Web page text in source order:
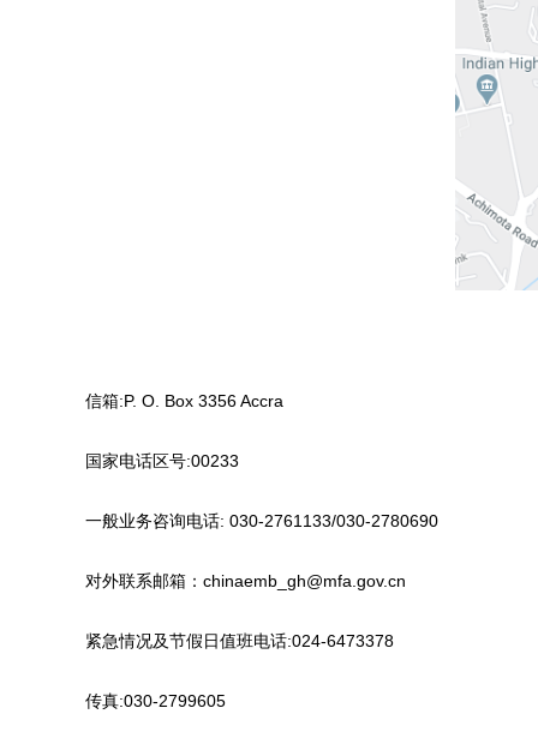
信箱:P. O. Box 3356 Accra
国家电话区号:00233
一般业务咨询电话: 030-2761133/030-2780690
对外联系邮箱：chinaemb_gh@mfa.gov.cn
紧急情况及节假日值班电话:024-6473378
传真:030-2799605